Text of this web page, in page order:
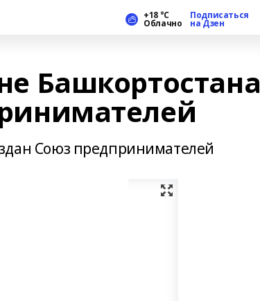
+18 °С
Облачно
Подписаться
на Дзен
Башкортостана
Союз предпринимателей